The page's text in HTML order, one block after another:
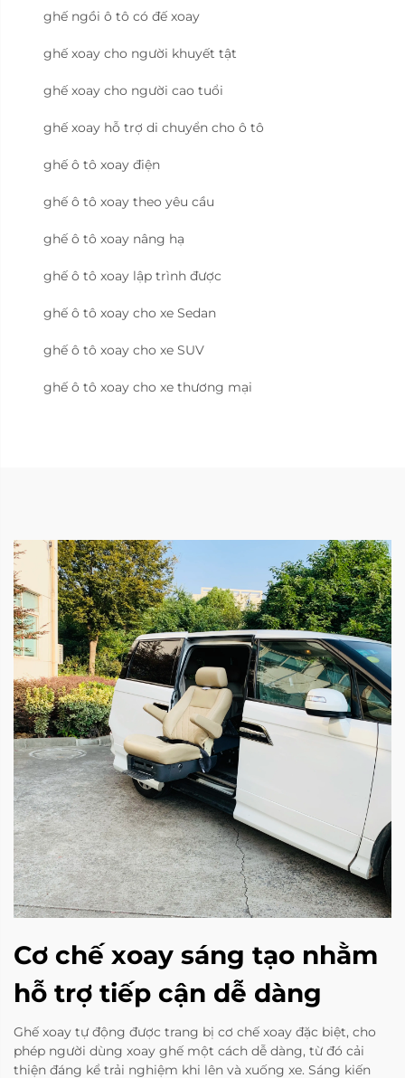
ghế ngồi ô tô có đế xoay
ghế xoay cho người khuyết tật
ghế xoay cho người cao tuổi
ghế xoay hỗ trợ di chuyển cho ô tô
ghế ô tô xoay điện
ghế ô tô xoay theo yêu cầu
ghế ô tô xoay nâng hạ
ghế ô tô xoay lập trình được
ghế ô tô xoay cho xe Sedan
ghế ô tô xoay cho xe SUV
ghế ô tô xoay cho xe thương mại
Cơ chế xoay sáng tạo nhằm
hỗ trợ tiếp cận dễ dàng
Ghế xoay tự động được trang bị cơ chế xoay đặc biệt, cho
phép người dùng xoay ghế một cách dễ dàng, từ đó cải
thiện đáng kể trải nghiệm khi lên và xuống xe. Sáng kiến